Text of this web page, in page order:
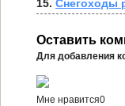
15. Снегоходы
Оставить
Для добавления
Мне нравится0